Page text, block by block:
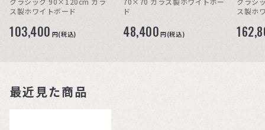
ス製ホワイトボード
103,400 円(税込)
ド
48,400 円(税込)
ス製ホ
最近見た商品